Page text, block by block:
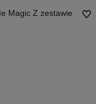
Z zestawie